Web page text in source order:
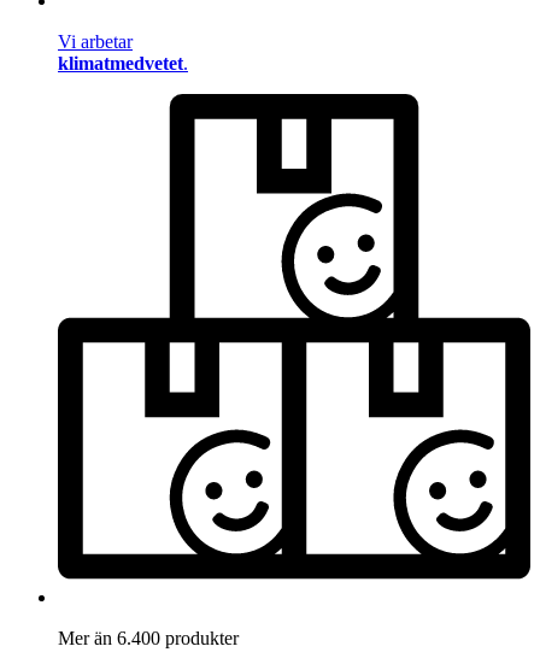
Vi arbetar
klimatmedvetet.
Mer än 6.400 produkter